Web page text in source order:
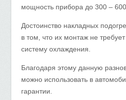
мощность прибора до 300 –
Достоинство накладных
в том, что их монтаж не
систему охлаждения.
Благодаря этому данную
можно использовать в
гарантии.